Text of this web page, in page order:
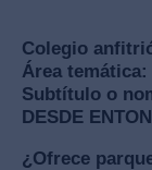
Colegio
Área temática:
Subtítulo o
DESDE
¿Ofrece